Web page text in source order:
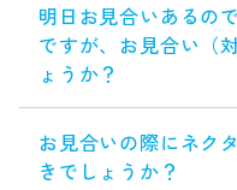
明日お見合いあるの
ですが、お見合い（
ょうか？
お見合いの際にネク
きでしょうか？